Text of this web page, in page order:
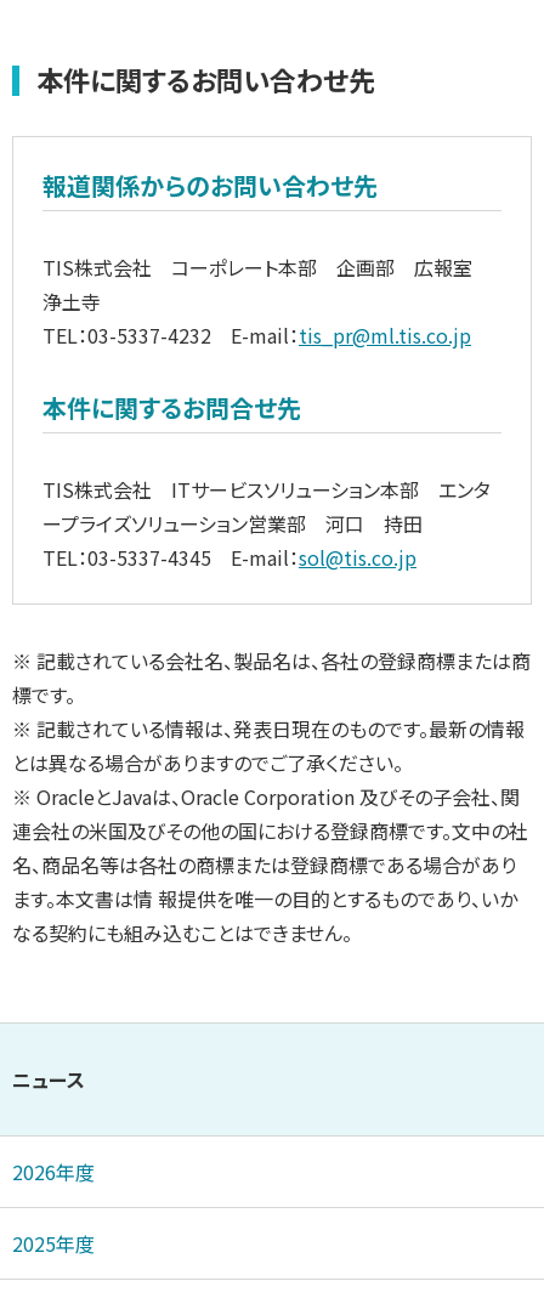
本件に関するお問い合わせ先
報道関係からのお問い合わせ先
TIS株式会社 コーポレート本部 企画部 広報室
浄土寺
TEL：03-5337-4232 E-mail：tis_pr@ml.tis.co.jp
本件に関するお問合せ先
TIS株式会社 ITサービスソリューション本部 エンタ
ープライズソリューション営業部 河口 持田
TEL：03-5337-4345 E-mail：sol@tis.co.jp
※ 記載されている会社名、製品名は、各社の登録商標または商
標です。
※ 記載されている情報は、発表日現在のものです。最新の情報
とは異なる場合がありますのでご了承ください。
※ OracleとJavaは、Oracle Corporation 及びその子会社、関
連会社の米国及びその他の国における登録商標です。文中の社
名、商品名等は各社の商標または登録商標である場合があり
ます。本文書は情 報提供を唯一の目的とするものであり、いか
なる契約にも組み込むことはできません。
ニュース
2026年度
2025年度